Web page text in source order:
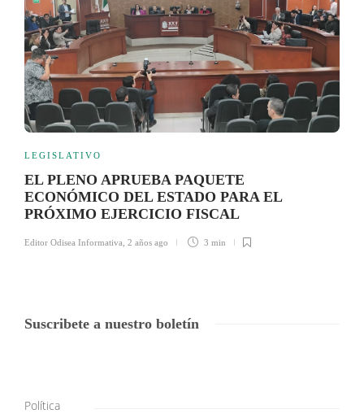
LEGISLATIVO
EL PLENO APRUEBA PAQUETE
ECONÓMICO DEL ESTADO PARA EL
PRÓXIMO EJERCICIO FISCAL
Editor Odisea Informativa 2 años ago 3 min
Suscribete a nuestro boletín
Política